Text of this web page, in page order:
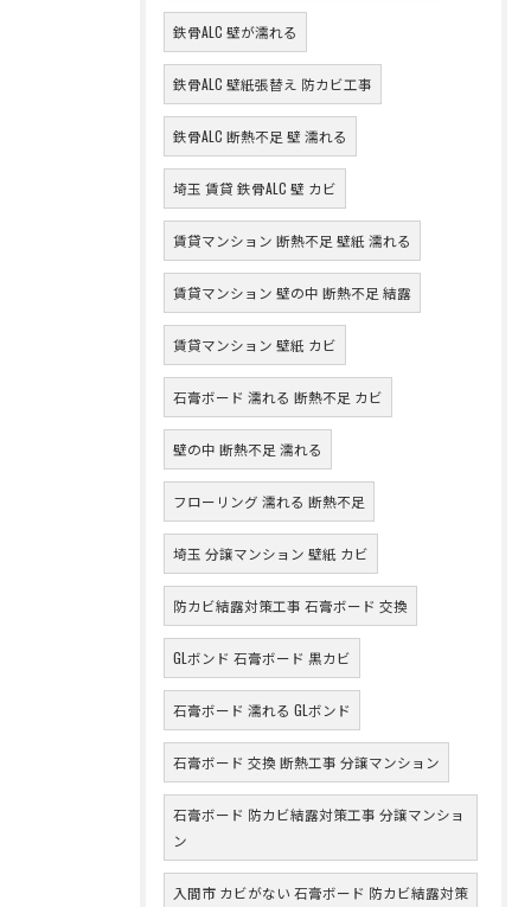
鉄骨ALC 壁が濡れる
鉄骨ALC 壁紙張替え 防カビ工事
鉄骨ALC 断熱不足 壁 濡れる
埼玉 賃貸 鉄骨ALC 壁 カビ
賃貸マンション 断熱不足 壁紙 濡れる
賃貸マンション 壁の中 断熱不足 結露
賃貸マンション 壁紙 カビ
石膏ボード 濡れる 断熱不足 カビ
壁の中 断熱不足 濡れる
フローリング 濡れる 断熱不足
埼玉 分譲マンション 壁紙 カビ
防カビ結露対策工事 石膏ボード 交換
GLボンド 石膏ボード 黒カビ
石膏ボード 濡れる GLボンド
石膏ボード 交換 断熱工事 分譲マンション
石膏ボード 防カビ結露対策工事 分譲マンショ
ン
入間市 カビがない 石膏ボード 防カビ結露対策